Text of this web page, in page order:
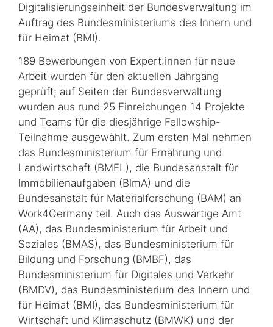
Digitalisierungseinheit der Bundesverwaltung im
Auftrag des Bundesministeriums des Innern und
für Heimat (BMI).
189 Bewerbungen von Expert:innen für neue
Arbeit wurden für den aktuellen Jahrgang
geprüft; auf Seiten der Bundesverwaltung
wurden aus rund 25 Einreichungen 14 Projekte
und Teams für die diesjährige Fellowship-
Teilnahme ausgewählt. Zum ersten Mal nehmen
das Bundesministerium für Ernährung und
Landwirtschaft (BMEL), die Bundesanstalt für
Immobilienaufgaben (BlmA) und die
Bundesanstalt für Materialforschung (BAM) an
Work4Germany teil. Auch das Auswärtige Amt
(AA), das Bundesministerium für Arbeit und
Soziales (BMAS), das Bundesministerium für
Bildung und Forschung (BMBF), das
Bundesministerium für Digitales und Verkehr
(BMDV), das Bundesministerium des Innern und
für Heimat (BMI), das Bundesministerium für
Wirtschaft und Klimaschutz (BMWK) und der